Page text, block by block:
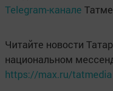
Telegram-канале
Читайте новости
национальном
https://max.ru/tatmedia